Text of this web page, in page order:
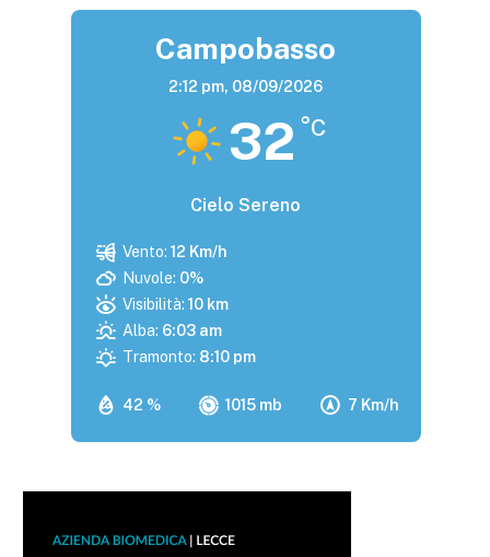
Campobasso
2:12 pm, 08/09/2026
32 °C
Cielo Sereno
42 % 1015 mb 7 Km/h
Vento: 12 Km/h
Nuvole: 0%
Visibilità: 10 km
Alba: 6:03 am
Tramonto: 8:10 pm